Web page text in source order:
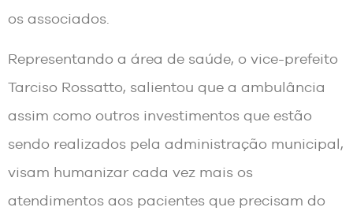
os associados.
Representando a área de saúde, o vice-prefeito
Tarciso Rossatto, salientou que a ambulância
assim como outros investimentos que estão
sendo realizados pela administração municipal,
visam humanizar cada vez mais os
atendimentos aos pacientes que precisam do